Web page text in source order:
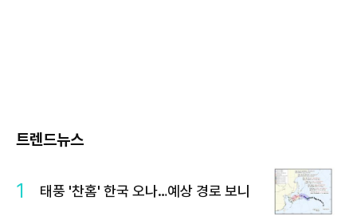
트렌드뉴스
1 태풍 '찬홈' 한국 오나…예상 경로 보니